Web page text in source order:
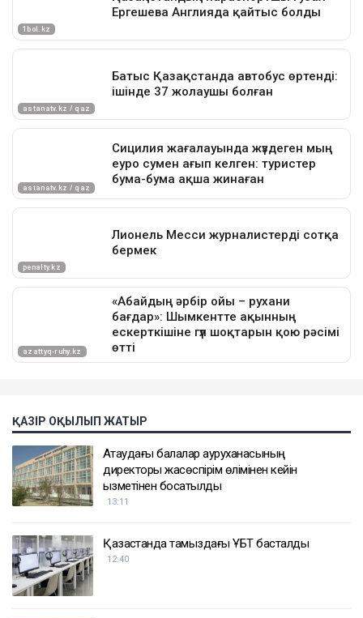
ҚАЗІР ОҚЫЛЫП ЖАТЫР
Ақтаудағы балалар ауруханасының
директоры жасөспірім өлімінен кейін
қызметінен босатылды
13:11
Қазақстанда тамыздағы ҰБТ басталды
12:40